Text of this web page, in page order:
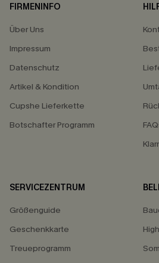
FIRMENINFO
Über Uns
Impressum
Datenschutz
Artikel & Kondition
Cupshe Lieferkette
Botschafter Programm
SERVICEZENTRUM
Größenguide
Geschenkkarte
Treueprogramm